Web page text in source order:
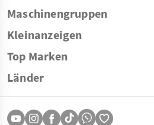
Maschinengruppen
Kleinanzeigen
Top Marken
Länder